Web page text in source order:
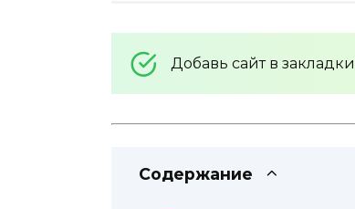
Добавь сайт в
Содержание